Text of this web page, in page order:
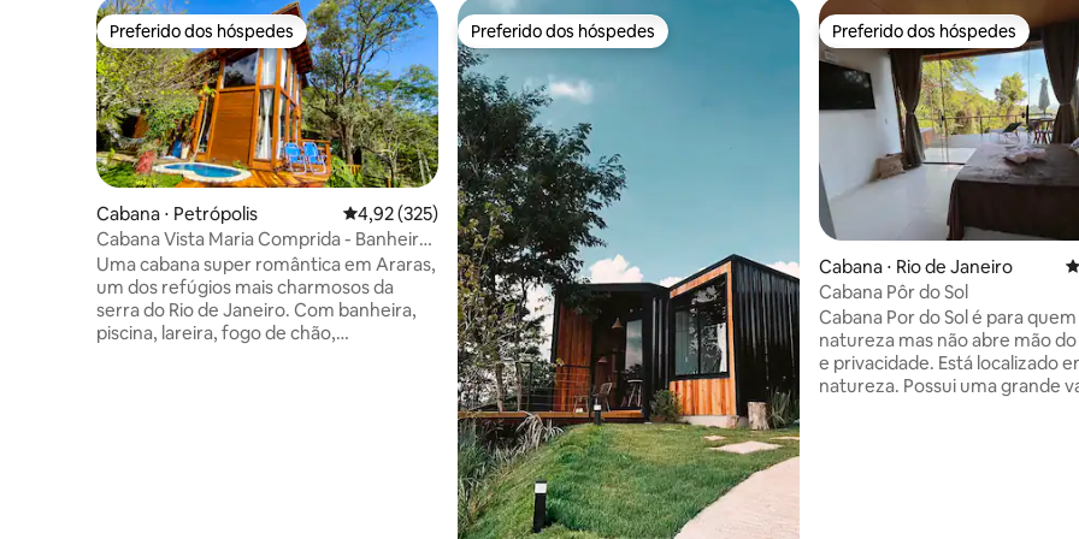
Preferido dos hóspedes
Preferido dos hóspedes
Cabana ⋅ Petrópolis 4,92 de uma avaliação média de 5, 325 avaliações
4,92 (325)
Cabana Vista Maria Comprida - Banheira
e Piscina
Uma cabana super romântica em Araras,
um dos refúgios mais charmosos da
serra do Rio de Janeiro. Com banheira,
piscina, lareira, fogo de chão,
Preferido dos hóspedes
Preferido dos hóspedes Preferido dos hóspedes
Preferido dos hóspedes
Cabana ⋅ Rio de Janeiro
Cabana Pôr do Sol
Cabana Por do Sol é para
natureza mas não abre mão
e privacidade. Está localizado
natureza. Possui uma grande